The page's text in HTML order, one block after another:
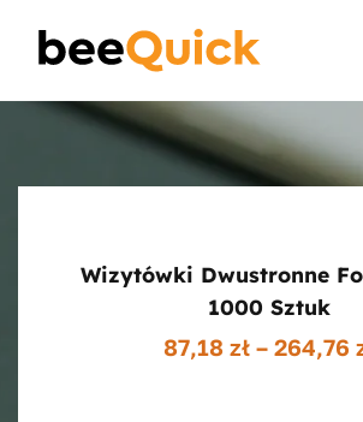
content
Wizytówki
Wizytówki Dwustronne
1000 Sztuk
87,18 zł – 264,76